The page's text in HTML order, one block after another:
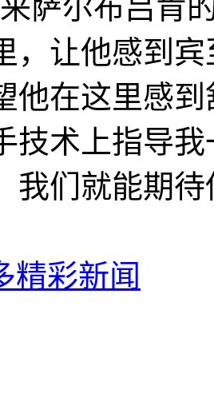
萨尔布吕肯
，让他感到
他在这里感
技术上指导
我们就能期
精彩新闻